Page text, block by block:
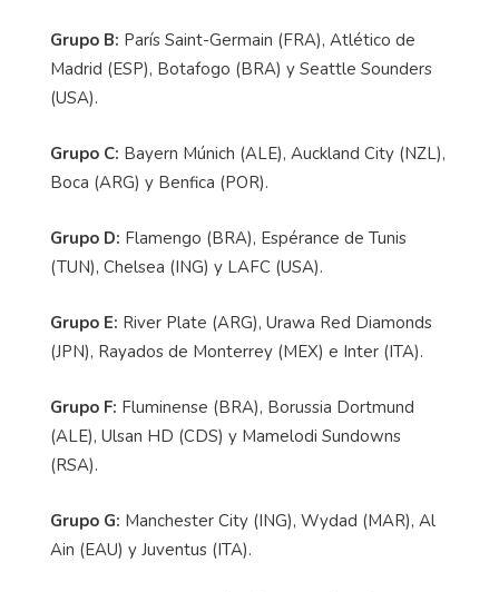
Grupo B: París Saint-Germain (FRA), Atlético de
Madrid (ESP), Botafogo (BRA) y Seattle Sounders
(USA).
Grupo C: Bayern Múnich (ALE), Auckland City (NZL),
Boca (ARG) y Benfica (POR).
Grupo D: Flamengo (BRA), Espérance de Tunis
(TUN), Chelsea (ING) y LAFC (USA).
Grupo E: River Plate (ARG), Urawa Red Diamonds
(JPN), Rayados de Monterrey (MEX) e Inter (ITA).
Grupo F: Fluminense (BRA), Borussia Dortmund
(ALE), Ulsan HD (CDS) y Mamelodi Sundowns
(RSA).
Grupo G: Manchester City (ING), Wydad (MAR), Al
Ain (EAU) y Juventus (ITA).